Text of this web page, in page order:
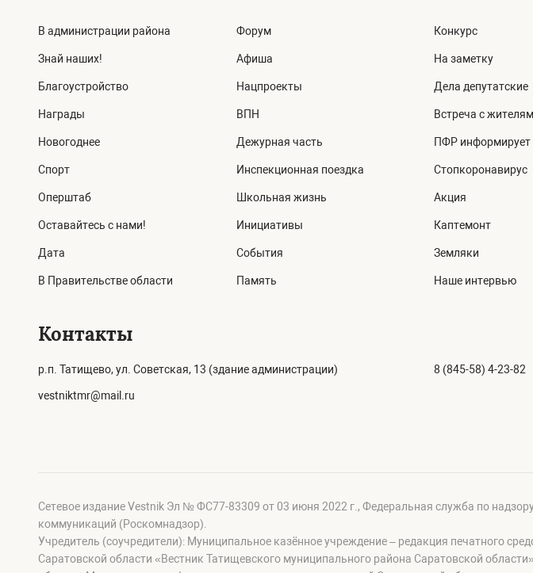
В администрации района
Знай наших!
Благоустройство
Награды
Новогоднее
Спорт
Оперштаб
Оставайтесь с нами!
Дата
В Правительстве области
Форум
Афиша
Нацпроекты
ВПН
Дежурная часть
Инспекционная поездка
Школьная жизнь
Инициативы
События
Память
Конкурс
На заметку
Дела депутатские
Встреча с
ПФР информирует
Стопкоронавирус
Акция
Каптемонт
Земляки
Наше интервью
Контакты
р.п. Татищево, ул. Советская, 13 (здание администрации)
vestniktmr@mail.ru
8 (845-58) 4-23-82
Сетевое издание Vestnik Эл № ФС77-83309 от 03 июня 2022 г., Федеральная служба по
коммуникаций (Роскомнадзор).
Учредитель (соучредители): Муниципальное казённое учреждение – редакция печатного
Саратовской области «Вестник Татищевского муниципального района Саратовской